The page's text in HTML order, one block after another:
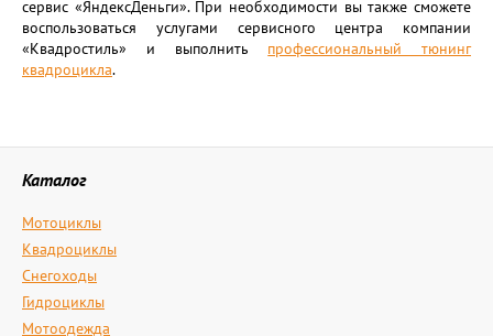
сервис «ЯндексДеньги». При необходимости вы также сможете
воспользоваться услугами сервисного центра компании
«Квадростиль» и выполнить профессиональный тюнинг
квадроцикла.
Каталог
Мотоциклы
Квадроциклы
Снегоходы
Гидроциклы
Мотоодежда